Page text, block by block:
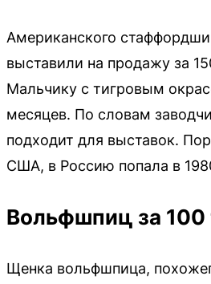
Американского
выставили на продажу за
Мальчику с тигровым
месяцев. По словам
подходит для выставок.
США, в Россию попала в
Вольфшпиц за 100
Щенка вольфшпица,